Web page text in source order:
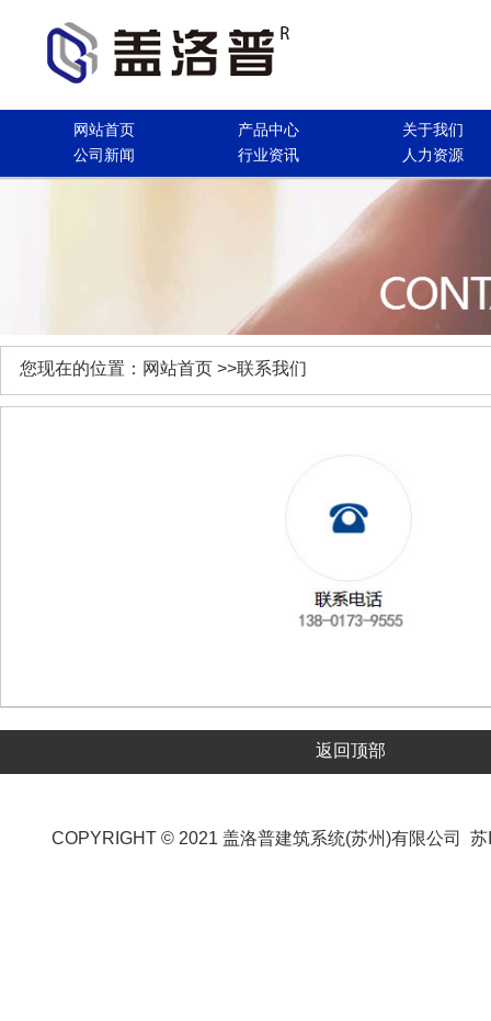
网站首页 产品中心
关于我们
公司新闻
行业资讯 人力资源
您现在的位置： 网站首页 >>联系我们
返回顶部
COPYRIGHT © 2021 盖洛普建筑系统(苏州)有限公司 苏